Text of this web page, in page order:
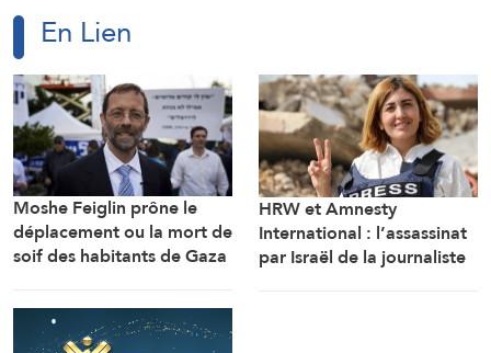
En Lien
Moshe Feiglin prône le
déplacement ou la mort de
soif des habitants de Gaza
HRW et Amnesty
International : l’assassinat
par Israël de la journaliste